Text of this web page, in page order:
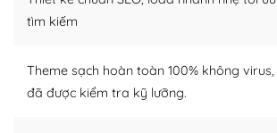
tìm kiếm chúng trên Internet hoặc nhờ
– Sở hữu một cộng đồng lớn, sẵn sàng
tìm kiếm
Theme sạch hoàn toàn 100% không
đã được kiểm tra kỹ lưỡng.